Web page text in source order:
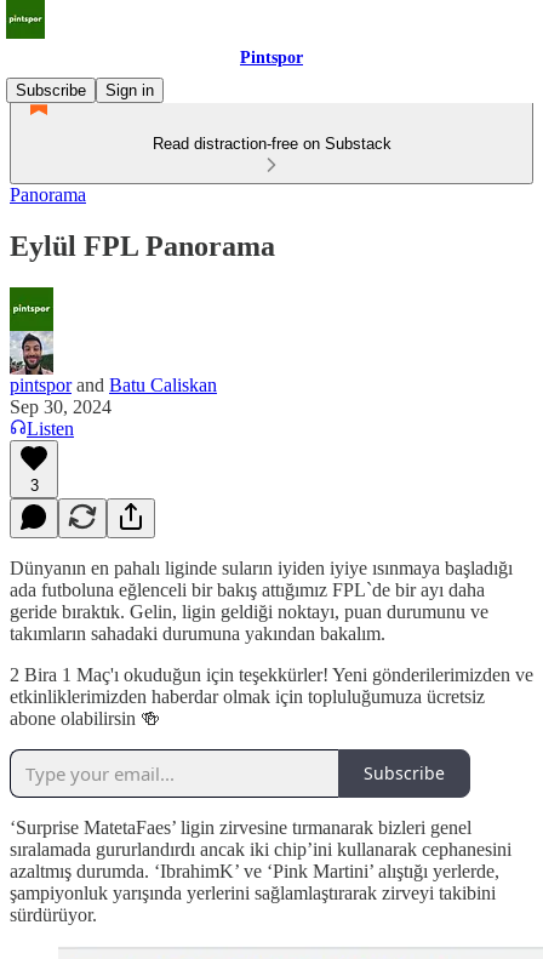
Pintspor
Subscribe
Sign in
Read distraction-free on Substack
Panorama
Eylül FPL Panorama
pintsporand Batu Caliskan
Sep 30, 2024
Listen
3
Dünyanın en pahalı liginde suların iyiden iyiye ısınmaya başladığı
ada futboluna eğlenceli bir bakış attığımız FPL`de bir ayı daha
geride bıraktık. Gelin, ligin geldiği noktayı, puan durumunu ve
takımların sahadaki durumuna yakından bakalım.
2 Bira 1 Maç'ı okuduğun için teşekkürler! Yeni gönderilerimizden ve
etkinliklerimizden haberdar olmak için topluluğumuza ücretsiz
abone olabilirsin 🍻
Subscribe
‘Surprise MatetaFaes’ ligin zirvesine tırmanarak bizleri genel
sıralamada gururlandırdı ancak iki chip’ini kullanarak cephanesini
azaltmış durumda. ‘IbrahimK’ ve ‘Pink Martini’ alıştığı yerlerde,
şampiyonluk yarışında yerlerini sağlamlaştırarak zirveyi takibini
sürdürüyor.